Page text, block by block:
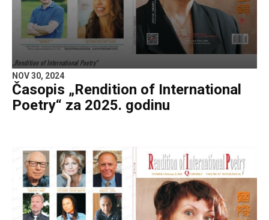
„Rendition of International Poetry“
NOV 30, 2024
Časopis „Rendition of International
Poetry“ za 2025. godinu